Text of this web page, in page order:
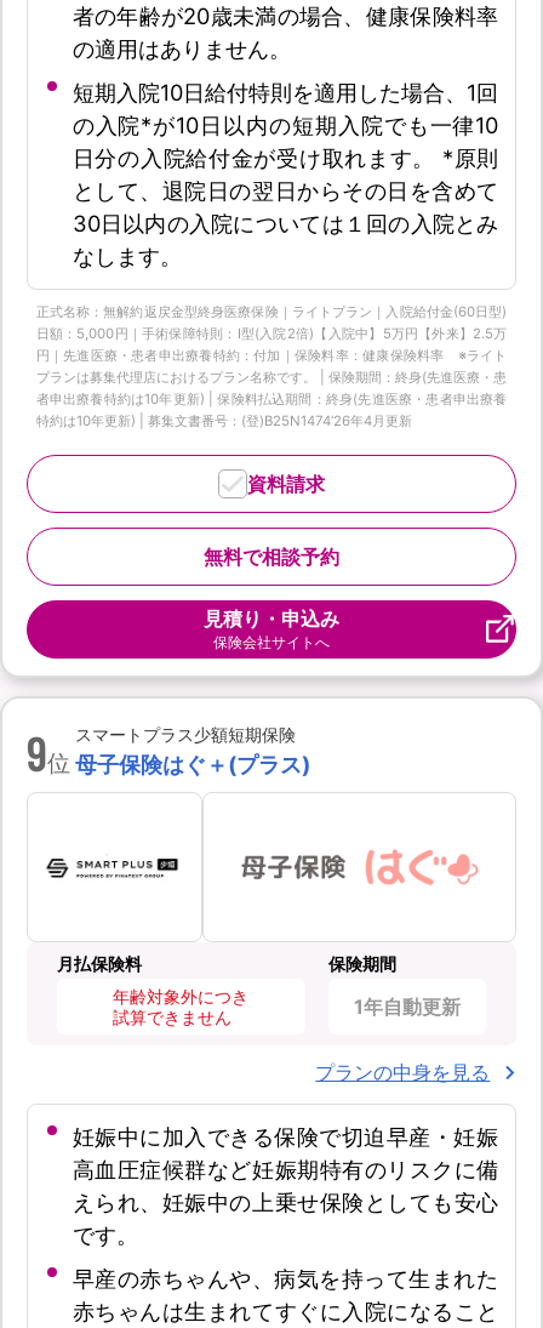
者の年齢が20歳未満の場合、健康保険料率
の適用はありません。
短期入院10日給付特則を適用した場合、1回
の入院*が10日以内の短期入院でも一律10
日分の入院給付金が受け取れます。 *原則
として、退院日の翌日からその日を含めて
30日以内の入院については１回の入院とみ
なします。
正式名称：無解約返戻金型終身医療保険｜ライトプラン｜入院給付金(60日型)
日額：5,000円｜手術保障特則：Ⅰ型(入院2倍)【入院中】5万円【外来】2.5万
円｜先進医療・患者申出療養特約：付加｜保険料率：健康保険料率 ※ライト
プランは募集代理店におけるプラン名称です。 | 保険期間：終身(先進医療・患
者申出療養特約は10年更新) | 保険料払込期間：終身(先進医療・患者申出療養
特約は10年更新) | 募集文書番号：(登)B25N1474‘26年4月更新
無料で相談予約
資料請求
見積り・申込み
保険会社サイトへ
9位
スマートプラス少額短期保険
母子保険はぐ＋(プラス)
月払保険料
年齢対象外につき
試算できません
保険期間
1年自動更新
プランの中身を見る
妊娠中に加入できる保険で切迫早産・妊娠
高血圧症候群など妊娠期特有のリスクに備
えられ、妊娠中の上乗せ保険としても安心
です。
早産の赤ちゃんや、病気を持って生まれた
赤ちゃんは生まれてすぐに入院になること